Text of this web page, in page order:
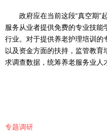
政府应在当前这段“真空期”
服务从业者提供免费的专业技
行业。对于提供养老护理培训
以及资金方面的扶持，监管教
求调查数据，统筹养老服务业人
专题调研